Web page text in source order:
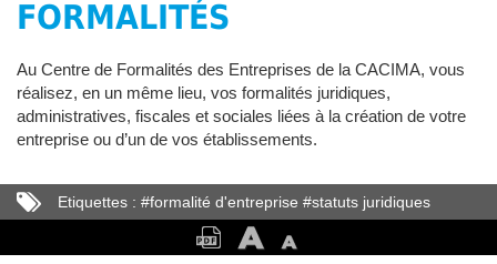
FORMALITÉS
Au Centre de Formalités des Entreprises de la CACIMA, vous
réalisez, en un même lieu, vos formalités juridiques,
administratives, fiscales et sociales liées à la création de votre
entreprise ou d’un de vos établissements.
Etiquettes : #formalité d'entreprise #statuts juridiques